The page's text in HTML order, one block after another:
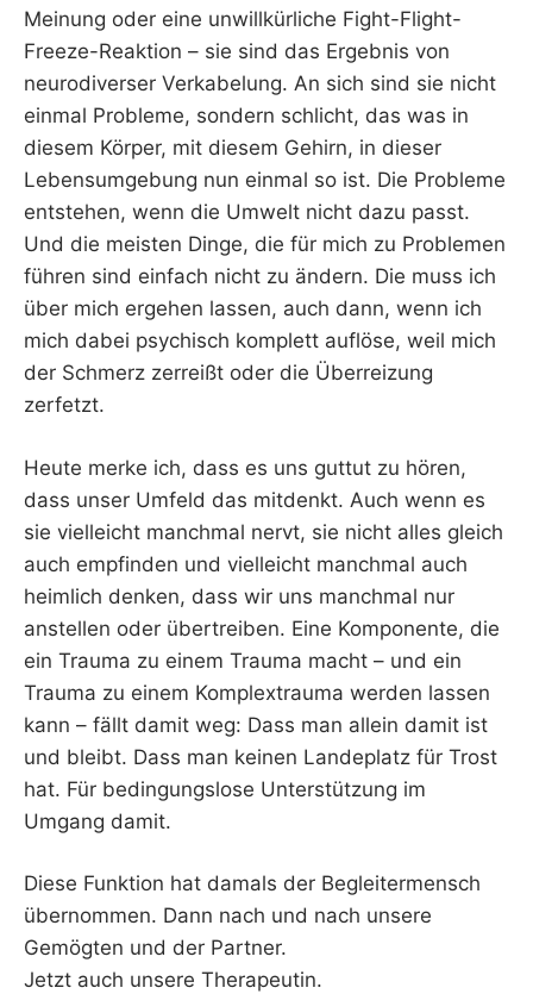
Meinung oder eine unwillkürliche Fight-Flight-
Freeze-Reaktion – sie sind das Ergebnis von
neurodiverser Verkabelung. An sich sind sie nicht
einmal Probleme, sondern schlicht, das was in
diesem Körper, mit diesem Gehirn, in dieser
Lebensumgebung nun einmal so ist. Die Probleme
entstehen, wenn die Umwelt nicht dazu passt.
Und die meisten Dinge, die für mich zu Problemen
führen sind einfach nicht zu ändern. Die muss ich
über mich ergehen lassen, auch dann, wenn ich
mich dabei psychisch komplett auflöse, weil mich
der Schmerz zerreißt oder die Überreizung
zerfetzt.
Heute merke ich, dass es uns guttut zu hören,
dass unser Umfeld das mitdenkt. Auch wenn es
sie vielleicht manchmal nervt, sie nicht alles gleich
auch empfinden und vielleicht manchmal auch
heimlich denken, dass wir uns manchmal nur
anstellen oder übertreiben. Eine Komponente, die
ein Trauma zu einem Trauma macht – und ein
Trauma zu einem Komplextrauma werden lassen
kann – fällt damit weg: Dass man allein damit ist
und bleibt. Dass man keinen Landeplatz für Trost
hat. Für bedingungslose Unterstützung im
Umgang damit.
Diese Funktion hat damals der Begleitermensch
übernommen. Dann nach und nach unsere
Gemögten und der Partner.
Jetzt auch unsere Therapeutin.